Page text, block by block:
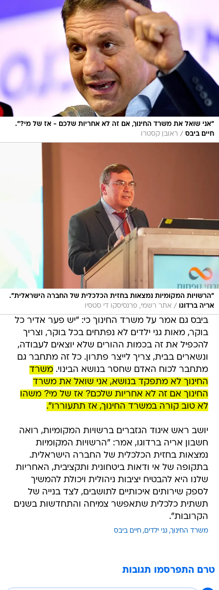
"אני שואל את משרד החינוך, אם זה לא אחריות שלכם - אז של מי?".
חיים ביבס / ראובן קסטרו
"הרשויות המקומיות נמצאות בחזית הכלכלית של החברה הישראלית".
אריה ברדוגו
/ אתר רשמי, פרנסיסקו די סטסיו
ביבס גם אמר על משרד החינוך כי: "יש פער אדיר כל
בוקר, מאות גני ילדים לא נפתחים בכל בוקר, וצריך
להכפיל את זה בכמות ההורים שלא יוצאים לעבודה,
ונשארים בבית, צריך לייצר פתרון. כל זה מתחבר גם
מתחבר לכוח האדם שחסר בנושא הבינוי.משרד
החינוך לא מתפקד בנושא, אני שואל את משרד
החינוך אם זה לא אחריות שלכם? אז של מי? משהו
לא טוב קורה במשרד החינוך, אז תתעוררו".
יושב ראש איגוד הגזברים ברשויות המקומיות, רואה
חשבון אריה ברדוגו, אמר: "הרשויות המקומיות
נמצאות בחזית הכלכלית של החברה הישראלית.
בתקופה של אי ודאות ביטחונית ותקציבית, האחריות
שלנו היא להבטיח יציבות ניהולית ויכולת להמשיך
לספק שירותים איכותיים לתושבים, לצד בנייה של
תשתית כלכלית שתאפשר צמיחה והתחדשות בשנים
הקרובות".
משרד החינוך גני ילדים חיים ביבס
טרם התפרסמו תגובות